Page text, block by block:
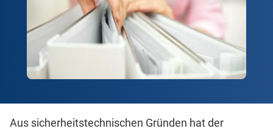
Aus sicherheitstechnischen Gründen hat der